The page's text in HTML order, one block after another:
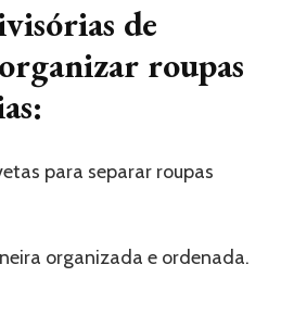
de
roupas
para separar roupas
organizada e ordenada.